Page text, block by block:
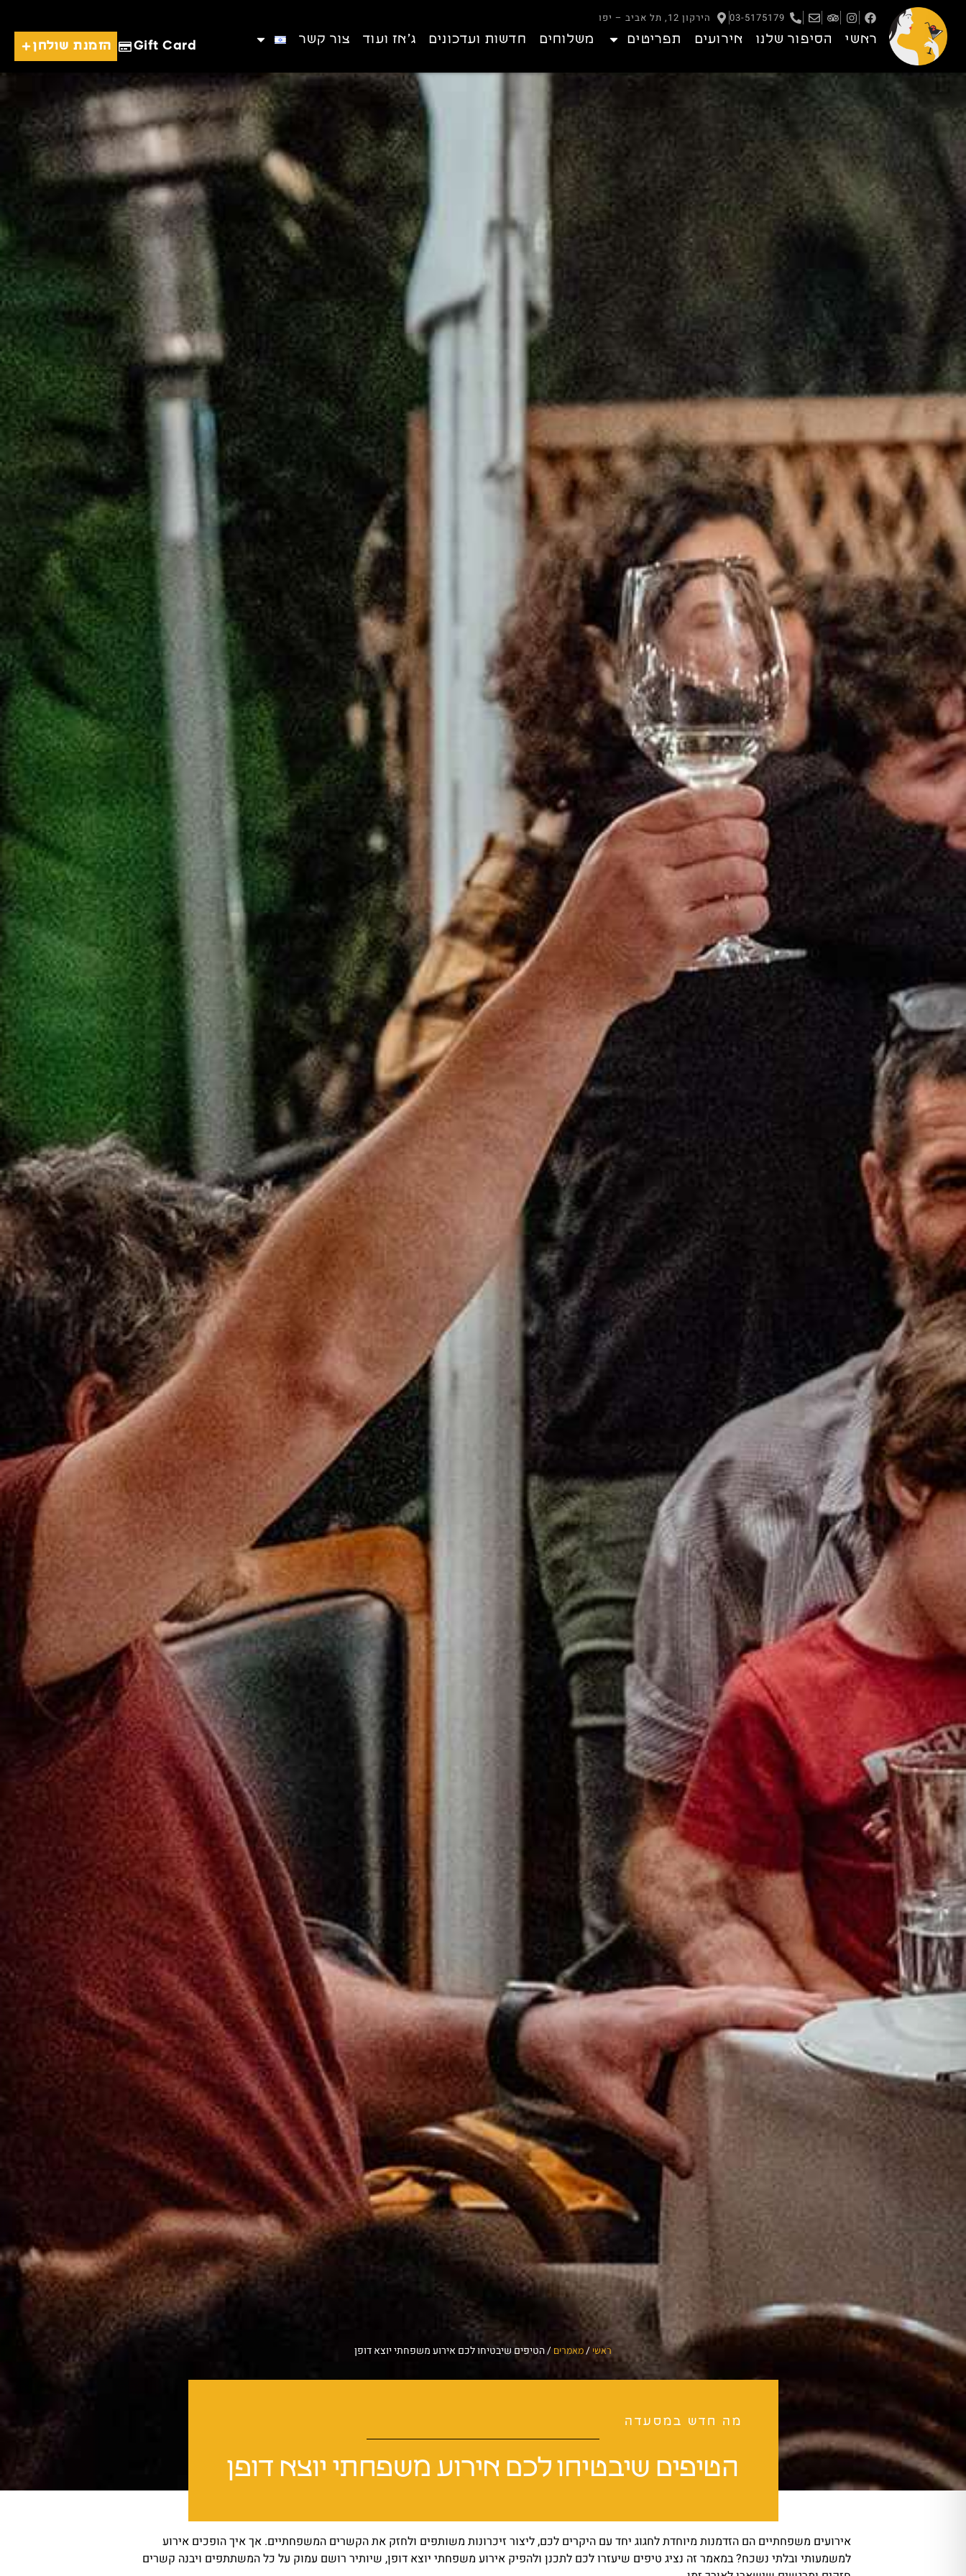
03-5175179 הירקון 12, תל אביב – יפו
ראשי הסיפור שלנו אירועים תפריטים משלוחים חדשות ועדכונים ג’אז ועוד צור קשר Gift Card הזמנת שולחן
ראשי /מאמרים /הטיפים שיבטיחו לכם אירוע משפחתי יוצא דופן
מה חדש במסעדה
הטיפים שיבטיחו לכם אירוע משפחתי יוצא דופן
אירועים משפחתיים הם הזדמנות מיוחדת לחגוג יחד עם היקרים לכם, ליצור זיכרונות משותפים ולחזק את הקשרים המשפחתיים. אך איך הופכים אירוע
למשמעותי ובלתי נשכח? במאמר זה נציג טיפים שיעזרו לכם לתכנן ולהפיק אירוע משפחתי יוצא דופן, שיותיר רושם עמוק על כל המשתתפים ויבנה קשרים